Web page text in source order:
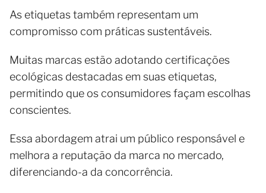
As etiquetas também representam um
compromisso com práticas sustentáveis.
Muitas marcas estão adotando certificações
ecológicas destacadas em suas etiquetas,
permitindo que os consumidores façam escolhas
conscientes.
Essa abordagem atrai um público responsável e
melhora a reputação da marca no mercado,
diferenciando-a da concorrência.